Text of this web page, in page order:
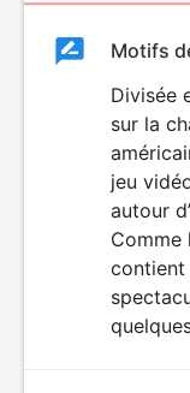
Classement
Motifs
Divisée
sur la
jeu
autour
Comme
contient